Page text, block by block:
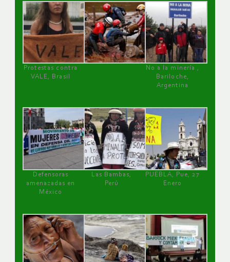
Protestas contra
VALE, Brasil
No a la minería ,
Bariloche,
Argentina
Defensoras
amenazadas en
México
Las Bambas,
Perú
PUEBLA, Pue, 27
Enero